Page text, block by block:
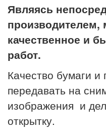
Являясь
качественное и
работ.
Качество бумаги и
передавать на
изображения и
открытку.